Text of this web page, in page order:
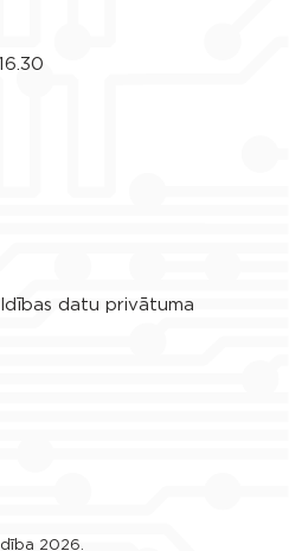
datu privātuma
2026.